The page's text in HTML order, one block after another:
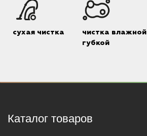
сухая чистка
чистка влажной
губкой
Каталог товаров